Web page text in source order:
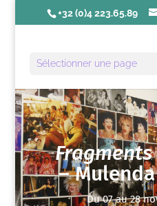
+32 (0)4 223.65.89
Sélectionner une page
–
Du 07 au 28